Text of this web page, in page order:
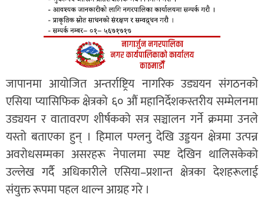
जापानमा आयोजित अन्तर्राष्ट्रिय नागरिक उड्ययन संगठनको
एसिया प्यासिफिक क्षेत्रको ६० औं महानिर्देशकस्तरीय सम्मेलनमा
उड्ययन र वातावरण शीर्षकको सत्र सञ्चालन गर्ने क्रममा उनले
यस्तो बताएका हुन् । हिमाल पग्लनु देखि उड्डयन क्षेत्रमा उत्पन्न
अवरोधसम्मका असरहरू नेपालमा स्पष्ट देखिन थालिसकेको
उल्लेख गर्दै अधिकारीले एसिया–प्रशान्त क्षेत्रका देशहरूलाई
संयुक्त रूपमा पहल थाल्न आग्रह गरे ।